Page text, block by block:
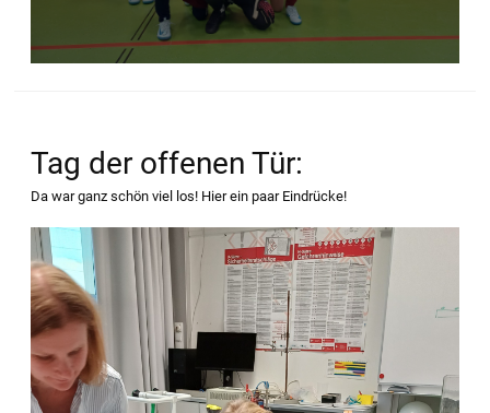
Tag der offenen Tür:
Da war ganz schön viel los! Hier ein paar Eindrücke!